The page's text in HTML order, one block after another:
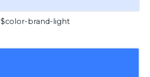
$color-brand-light